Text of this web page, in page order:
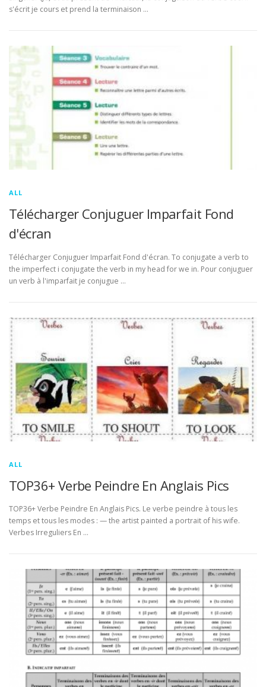
s'écrit je cours et prend la terminaison …
ALL
Télécharger Conjuguer Imparfait Fond
d'écran
Télécharger Conjuguer Imparfait Fond d'écran. To conjugate a verb to
the imperfect i conjugate the verb in my head for we in. Pour conjuguer
un verb à l'imparfait je conjugue …
ALL
TOP36+ Verbe Peindre En Anglais Pics
TOP36+ Verbe Peindre En Anglais Pics. Le verbe peindre à tous les
temps et tous les modes : — the artist painted a portrait of his wife.
Verbes Irreguliers En …